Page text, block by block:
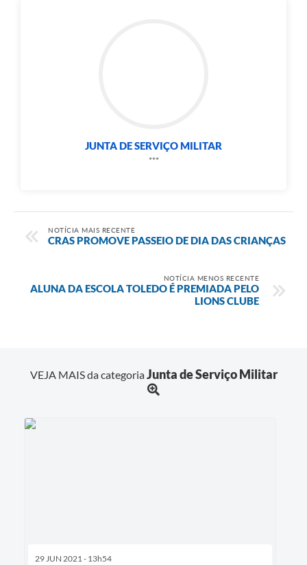
JUNTA DE SERVIÇO MILITAR
***
NOTÍCIA MAIS RECENTE
CRAS PROMOVE PASSEIO DE DIA DAS CRIANÇAS
NOTÍCIA MENOS RECENTE
ALUNA DA ESCOLA TOLEDO É PREMIADA PELO
LIONS CLUBE
VEJA MAIS da categoriaJunta de Serviço Militar
29 JUN 2021 - 13h54